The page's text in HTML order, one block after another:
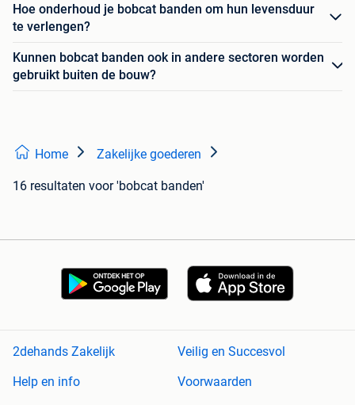
Hoe onderhoud je bobcat banden om hun levensduur
te verlengen?
Kunnen bobcat banden ook in andere sectoren worden
gebruikt buiten de bouw?
Home Zakelijke goederen
16 resultaten voor 'bobcat banden'
2dehands Zakelijk
Veilig en Succesvol
Help en info
Voorwaarden